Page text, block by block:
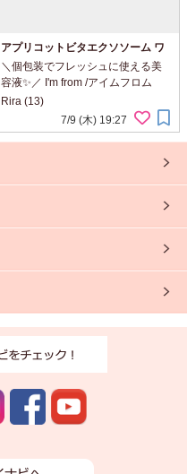
アプリコットビタエクソソーム ワ
ンデーセラム
＼個包装でフレッシュに使える美
容液✨／ I'm from /アイムフロム
「アプリコットビタエクソソーム
ワンデーセラム」を使ってみまし
た🍑 1回使い切りタイプなので衛
Rira (13)
7/9 (木) 19:27